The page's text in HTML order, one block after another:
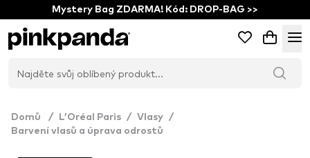
Mystery Bag ZDARMA! Kód: DROP-BAG >>
Domů / L’Oréal Paris / Vlasy /
Barvení vlasů a úprava odrostů